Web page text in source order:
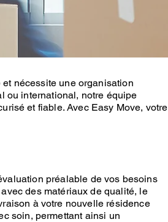
nécessite une organisation
ou international, notre équipe
et fiable. Avec Easy Move, votre
préalable de vos besoins
des matériaux de qualité, le
à votre nouvelle résidence
soin, permettant ainsi un